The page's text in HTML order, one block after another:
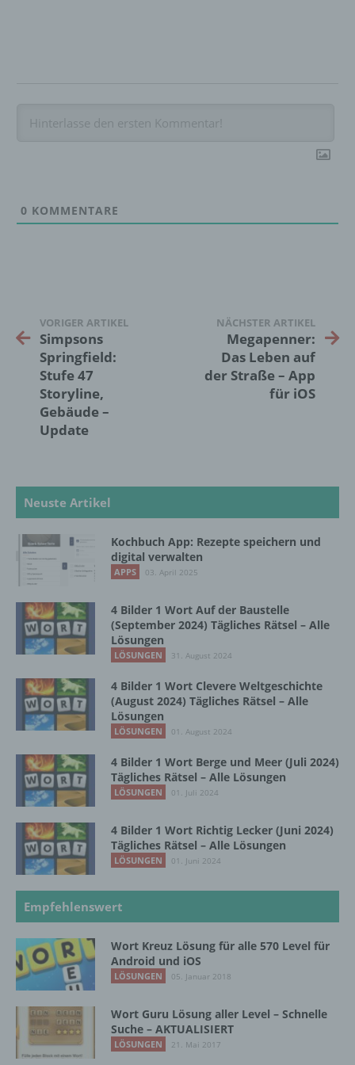
0 KOMMENTARE
VORIGER ARTIKEL
Simpsons
Springfield:
Stufe 47
Storyline,
Gebäude –
Update
NÄCHSTER ARTIKEL
Megapenner:
Das Leben auf
der Straße – App
für iOS
Neuste Artikel
Kochbuch App: Rezepte speichern und
digital verwalten
APPS 03. April 2025
4 Bilder 1 Wort Auf der Baustelle
(September 2024) Tägliches Rätsel – Alle
Lösungen
LÖSUNGEN 31. August 2024
4 Bilder 1 Wort Clevere Weltgeschichte
(August 2024) Tägliches Rätsel – Alle
Lösungen
LÖSUNGEN 01. August 2024
4 Bilder 1 Wort Berge und Meer (Juli 2024)
Tägliches Rätsel – Alle Lösungen
LÖSUNGEN 01. Juli 2024
4 Bilder 1 Wort Richtig Lecker (Juni 2024)
Tägliches Rätsel – Alle Lösungen
LÖSUNGEN 01. Juni 2024
Empfehlenswert
Wort Kreuz Lösung für alle 570 Level für
Android und iOS
LÖSUNGEN 05. Januar 2018
Wort Guru Lösung aller Level – Schnelle
Suche – AKTUALISIERT
LÖSUNGEN 21. Mai 2017
Organisation, das Ordnen, die Speicherung,
Verknüpfung, die Einschränkung, das
Einschränkung der Verarbeitung ist die
Markierung gespeicherter
personenbezogener Daten mit dem Ziel, ihre
künftige Verarbeitung einzuschränken.
e) Profiling
darin besteht, dass diese
personenbezogenen Daten verwendet
die sich auf eine natürliche Person beziehen,
zu bewerten, insbesondere, um Aspekte
bezüglich Arbeitsleistung, wirtschaftlicher
Interessen, Zuverlässigkeit, Verhalten,
Aufenthaltsort oder Ortswechsel dieser
natürlichen Person zu analysieren oder
vorherzusagen.
f) Pseudonymisierung
personenbezogener Daten in einer Weise,
auf welche die personenbezogenen Daten
ohne Hinzuziehung zusätzlicher
Informationen nicht mehr einer spezifischen
betroffenen Person zugeordnet werden
können, sofern diese zusätzlichen
Informationen gesondert aufbewahrt werden
und technischen und organisatorischen
Maßnahmen unterliegen, die gewährleisten,
dass die personenbezogenen Daten nicht
einer identifizierten oder identifizierbaren
natürlichen Person zugewiesen werden.
g) Verantwortlicher oder für die Verarbeitung
Verantwortlicher oder für die Verarbeitung
Verantwortlicher ist die natürliche oder